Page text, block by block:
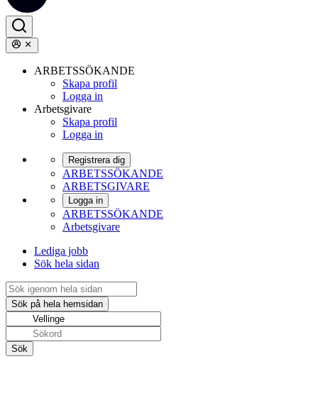
ARBETSSÖKANDE
Skapa profil
Logga in
Arbetsgivare
Skapa profil
Logga in
Registrera dig
ARBETSSÖKANDE
ARBETSGIVARE
Logga in
ARBETSSÖKANDE
Arbetsgivare
Lediga jobb
Sök hela sidan